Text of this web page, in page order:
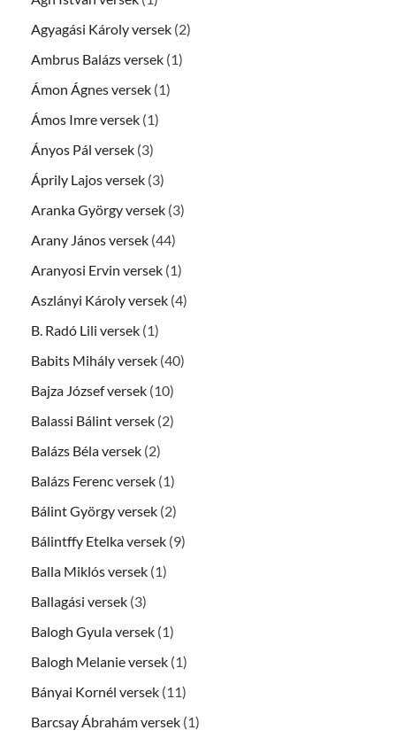
Agyagási Károly versek (2)
Ambrus Balázs versek (1)
Ámon Ágnes versek (1)
Ámos Imre versek (1)
Ányos Pál versek (3)
Áprily Lajos versek (3)
Aranka György versek (3)
Arany János versek (44)
Aranyosi Ervin versek (1)
Aszlányi Károly versek (4)
B. Radó Lili versek (1)
Babits Mihály versek (40)
Bajza József versek (10)
Balassi Bálint versek (2)
Balázs Béla versek (2)
Balázs Ferenc versek (1)
Bálint György versek (2)
Bálintffy Etelka versek (9)
Balla Miklós versek (1)
Ballagási versek (3)
Balogh Gyula versek (1)
Balogh Melanie versek (1)
Bányai Kornél versek (11)
Barcsay Ábrahám versek (1)